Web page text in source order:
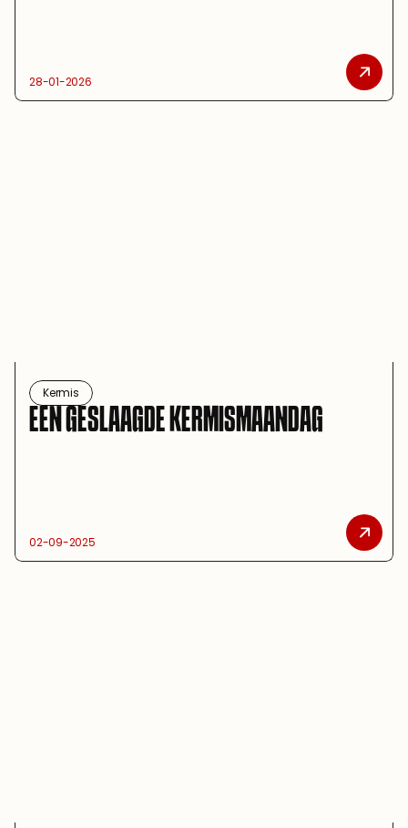
28-01-2026
Kermis
EEN GESLAAGDE KERMISMAANDAG
02-09-2025